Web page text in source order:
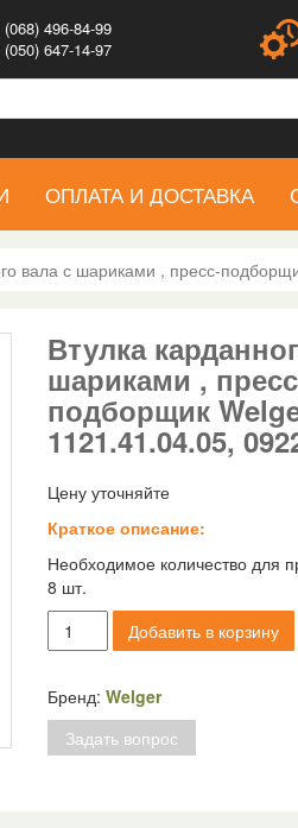
(068) 496-84-99
(050) 647-14-97
ОПЛАТА И ДОСТАВКА
вала с шариками , пресс-
Втулка
шариками ,
подборщик
1121.41.04.05,
Цену уточняйте
Краткое описание:
Необходимое количество для
8 шт.
Количество
товара
карданного
вала
Добавить в корзину
Бренд: Welger
Задать вопрос